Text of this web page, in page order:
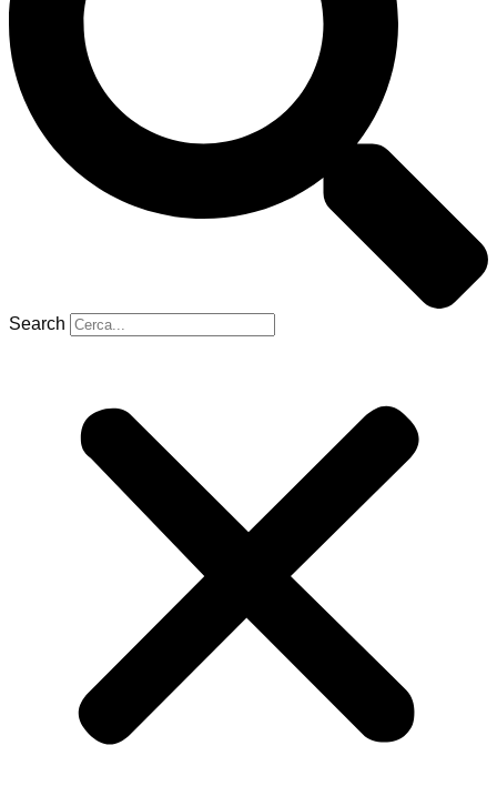
Search